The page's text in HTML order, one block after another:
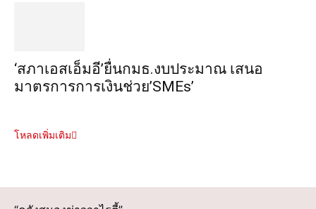
‘สภาเอสเอ็มอี’ยื่นกมธ.งบประมาณ เสนอ
มาตรการการเงินช่วย’SMEs’
โหลดเพิ่มเติม